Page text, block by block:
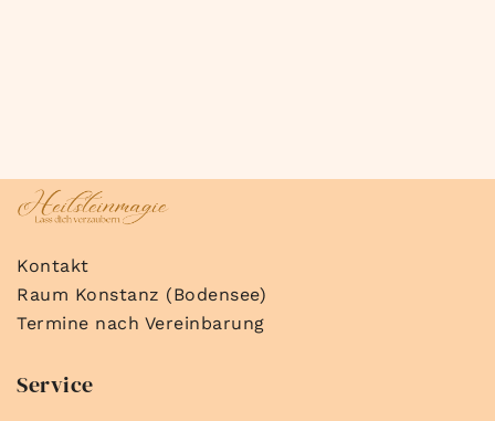
Kontakt
Raum Konstanz (Bodensee)
Termine nach Vereinbarung
Service